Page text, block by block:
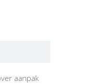
aanpak